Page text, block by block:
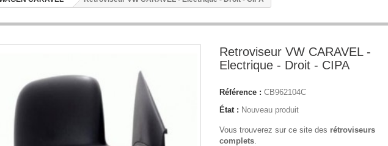
Retroviseur VW CARAVEL -
Electrique - Droit - CIPA
Référence : CB962104C
État : Nouveau produit
Vous trouverez sur ce site des rétroviseurs
complets.